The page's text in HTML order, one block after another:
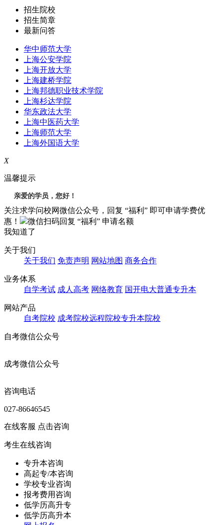
招生院校
招生简章
最新问答
华中师范大学
上海公安学院
上海开放大学
上海建桥学院
上海邦德职业技术学院
上海杉达学院
华东政法大学
上海中医药大学
上海师范大学
上海外国语大学
X
温馨提示
亲爱的学员，您好！
关注求学问校网微信公众号，回复 “福利” 即可申请学费优
惠！
微信扫码回复 “福利” 申请名额
我知道了
关于我们
关于我们 免责声明 网站地图 商务合作
业务体系
自学考试 成人高考 网络教育 国开电大普通专升本
网站产品
自考院校 成考院校远程院校专升本院校
自考微信公众号
成考微信公众号
咨询电话
027-86646545
在线客服 点击咨询
考生在线咨询
专升本咨询
高起专/本咨询
学校专业咨询
报考费用咨询
低学历高升专
低学历高升本